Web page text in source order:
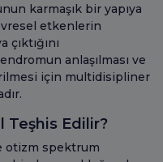
karmaşık bir yapıya
etkenlerin
anlaşılması ve
için multidisipliner
Teşhis Edilir?
otizm spektrum